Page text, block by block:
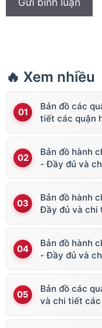
🔥 Xem nhiều
Bản đồ các
tiết các quận
Bản đồ hành
- Đầy đủ và
Bản đồ hành
Đầy đủ và chi
Bản đồ hành
- Đầy đủ và
Bản đồ các
và chi tiết các